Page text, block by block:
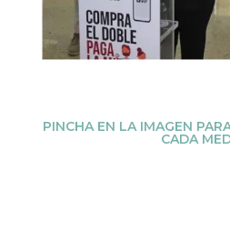
PINCHA EN LA IMAGEN
CADA